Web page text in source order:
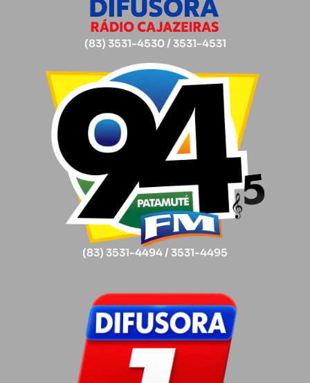
(83) 3531-4530 / 3531-4531
(83) 3531-4494 / 3531-4495